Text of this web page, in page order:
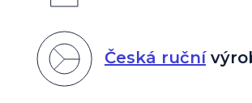
Česká ruční